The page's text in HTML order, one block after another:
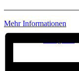
Mehr Informationen